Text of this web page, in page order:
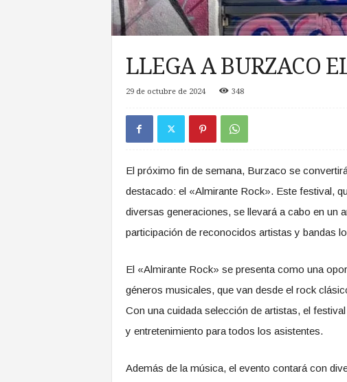
LLEGA A BURZACO
29 de octubre de 2024 348
El próximo fin de semana, Burzaco se
destacado: el «Almirante Rock». Este festival,
diversas generaciones, se llevará a cabo en un
participación de reconocidos artistas y bandas
El «Almirante Rock» se presenta como una
géneros musicales, que van desde el rock
Con una cuidada selección de artistas, el
y entretenimiento para todos los asistentes.
Además de la música, el evento contará con